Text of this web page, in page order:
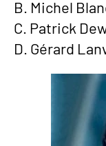
B. Michel
C. Patrick
D. Gérard